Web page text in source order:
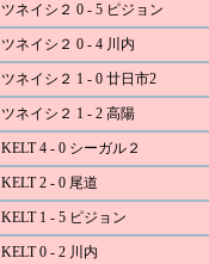
ツネイシ２ 0 - 5 ピジョン
ツネイシ２ 0 - 4 川内
ツネイシ２ 1 - 0 廿日市2
ツネイシ２ 1 - 2 高陽
KELT 4 - 0 シーガル２
KELT 2 - 0 尾道
KELT 1 - 5 ピジョン
KELT 0 - 2 川内